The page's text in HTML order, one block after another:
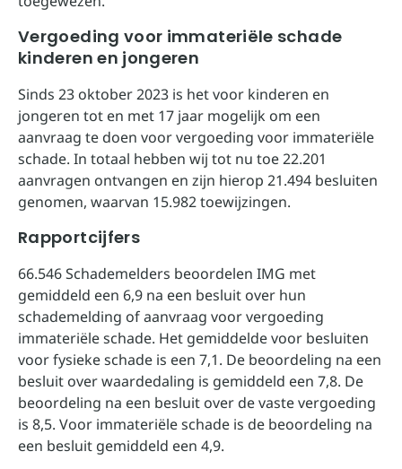
Vergoeding voor immateriële schade
kinderen en jongeren
Sinds 23 oktober 2023 is het voor kinderen en
jongeren tot en met 17 jaar mogelijk om een
aanvraag te doen voor vergoeding voor immateriële
schade. In totaal hebben wij tot nu toe 22.201
aanvragen ontvangen en zijn hierop 21.494 besluiten
genomen, waarvan 15.982 toewijzingen.
Rapportcijfers
66.546 Schademelders beoordelen IMG met
gemiddeld een 6,9 na een besluit over hun
schademelding of aanvraag voor vergoeding
immateriële schade. Het gemiddelde voor besluiten
voor fysieke schade is een 7,1. De beoordeling na een
besluit over waardedaling is gemiddeld een 7,8. De
beoordeling na een besluit over de vaste vergoeding
is 8,5. Voor immateriële schade is de beoordeling na
een besluit gemiddeld een 4,9.